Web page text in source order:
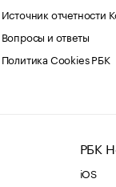
Источник отчетности
Вопросы и ответы
Политика Cookies РБК
РБК
iOS